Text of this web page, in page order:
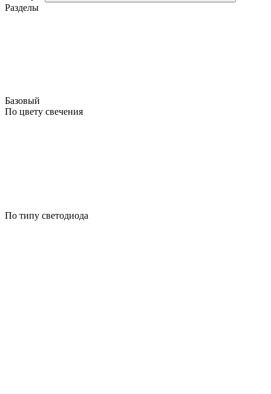
Разделы
Базовый
По цвету свечения
По типу светодиода